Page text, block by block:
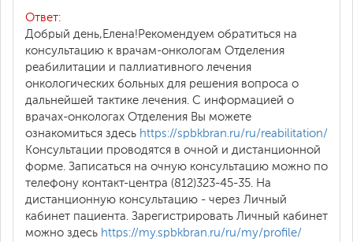
Ответ:
Добрый день,Елена!Рекомендуем обратиться на
консультацию к врачам-онкологам Отделения
реабилитации и паллиативного лечения
онкологических больных для решения вопроса о
дальнейшей тактике лечения. С информацией о
врачах-онкологах Отделения Вы можете
ознакомиться здесь https://spbkbran.ru/ru/reabilitation/
Консультации проводятся в очной и дистанционной
форме. Записаться на очную консультацию можно по
телефону контакт-центра (812)323-45-35. На
дистанционную консультацию - через Личный
кабинет пациента. Зарегистрировать Личный кабинет
можно здесь https://my.spbkbran.ru/ru/my/profile/